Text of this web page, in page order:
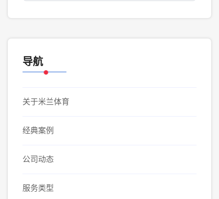
导航
关于米兰体育
经典案例
公司动态
服务类型